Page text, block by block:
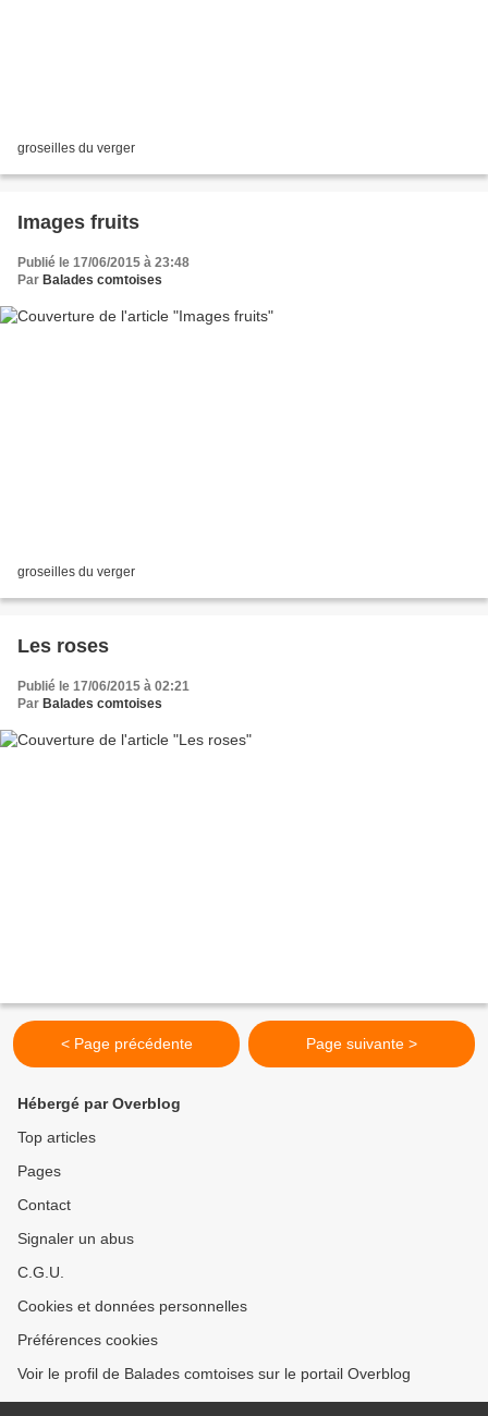
groseilles du verger
Images fruits
Publié le 17/06/2015 à 23:48
Par Balades comtoises
groseilles du verger
Les roses
Publié le 17/06/2015 à 02:21
Par Balades comtoises
< Page précédente Page suivante >
Hébergé par Overblog
Top articles
Pages
Contact
Signaler un abus
C.G.U.
Cookies et données personnelles
Préférences cookies
Voir le profil de Balades comtoises sur le portail Overblog